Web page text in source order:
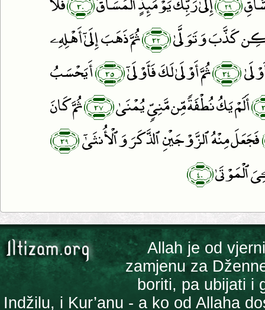
كَذَّبَ وَتَوَلَّىٰ﴿٣٢﴾
ثُمَّ ذَهَبَ إِلَىٰٓ أَهْلِهِۦ
﴿٣٤﴾ ثُمَّ أَوْلَىٰ لَكَ فَأَوْلَىٰٓ﴿٣٥﴾
أَيَحْسَبُ
أَلَمْ يَكُ نُطْفَةًۭ مِّن مَّنِىٍّۢ يُمْنَىٰ﴿٣٧﴾
ثُمَّ كَانَ
فَجَعَلَ مِنْهُ ٱلزَّوْجَيْنِ ٱلذَّكَرَ وَٱلْأُنثَىٰٓ﴿٣٩﴾
ٱلْمَوْتَىٰ﴿٤٠﴾
Allah je od
zamjenu za
boriti, pa ubijati i
Indžilu, i Kur’anu - a ko od Allaha